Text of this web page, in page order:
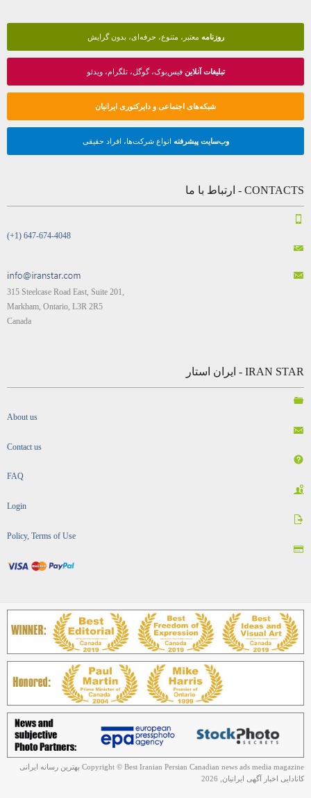
روزنامه معتبر، متنوع، حرفه‌ای، بدون گرایش
تبلیغات آنلاینفیس‌بوک، گوگل، تلگرام، ویدئو
شبکه‌های اجتماعی و دایرکتوری ایرانیان
وب‌سایت پیشرفته انواع شرکت‌ها، افراد حقیقی
CONTACTS - ارتباط با ما
(+1) 647-674-4048
315 Steelcase Road East, Suite 201,
Markham, Ontario, L3R 2R5
Canada
IRAN STAR - ایران استار
About us
Contact us
FAQ
Login
Policy, Terms of Use
Copyright © Best Iranian Persian Canadian news ads media magazine بهترین رسانه ایرانی
کانادایی اخبار آگهی ایرانیان, 2026